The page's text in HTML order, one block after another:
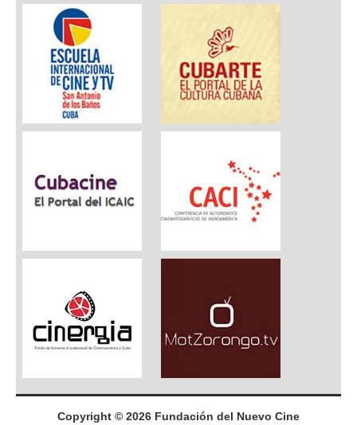
Copyright © 2026 Fundación del Nuevo Cine